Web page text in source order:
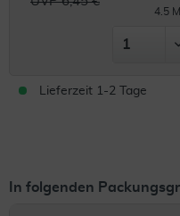
4.5
Lieferzeit 1-2 Tage
In folgenden